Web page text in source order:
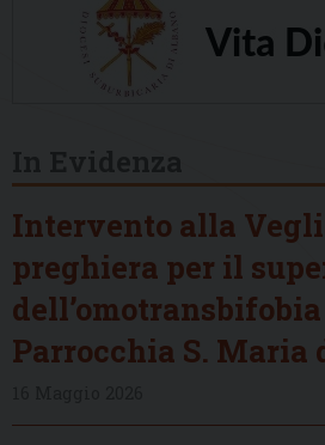
Intervento alla
preghiera per il
Parrocchia S. Maria